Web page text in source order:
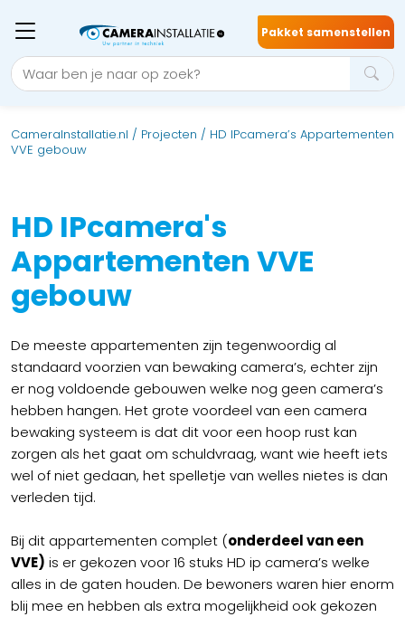
Pakket samenstellen
CameraInstallatie.nl / Projecten / HD IPcamera’s Appartementen
VVE gebouw
HD IPcamera's
Appartementen VVE
gebouw
De meeste appartementen zijn tegenwoordig al
standaard voorzien van bewaking camera’s, echter zijn
er nog voldoende gebouwen welke nog geen camera’s
hebben hangen. Het grote voordeel van een camera
bewaking systeem is dat dit voor een hoop rust kan
zorgen als het gaat om schuldvraag, want wie heeft iets
wel of niet gedaan, het spelletje van welles nietes is dan
verleden tijd.
Bij dit appartementen complet (onderdeel van een
VVE) is er gekozen voor 16 stuks HD ip camera’s welke
alles in de gaten houden. De bewoners waren hier enorm
blij mee en hebben als extra mogelijkheid ook gekozen